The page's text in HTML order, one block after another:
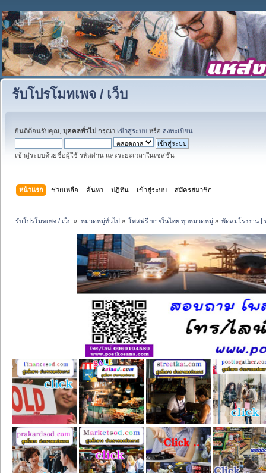
รับโปรโมทเพจ / เว็บ
ยินดีต้อนรับคุณ, บุคคลทั่วไป กรุณา เข้าสู่ระบบ หรือ ลงทะเบียน
เข้าสู่ระบบด้วยชื่อผู้ใช้ รหัสผ่าน และระยะเวลาในเซสชั่น
หน้าแรก ช่วยเหลือ ค้นหา ปฏิทิน เข้าสู่ระบบ สมัครสมาชิก
รับโปรโมทเพจ / เว็บ » หมวดหมู่ทั่วไป» โพสฟรี ขายในไทย ทุกหมวดหมู่» พัดลมโรงงาน |